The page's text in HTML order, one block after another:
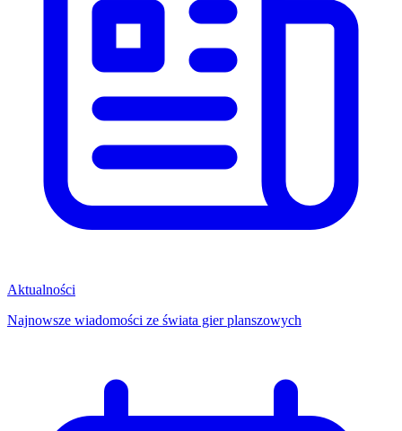
Aktualności
Najnowsze wiadomości ze świata gier planszowych